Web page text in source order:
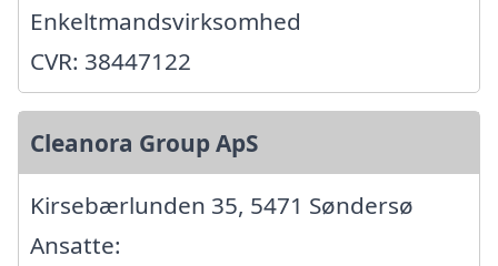
Enkeltmandsvirksomhed
CVR: 38447122
Cleanora Group ApS
Kirsebærlunden 35, 5471 Søndersø
Ansatte: